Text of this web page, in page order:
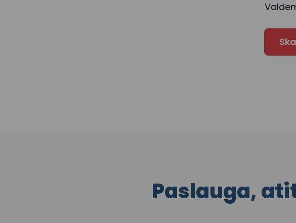
Paslauga,